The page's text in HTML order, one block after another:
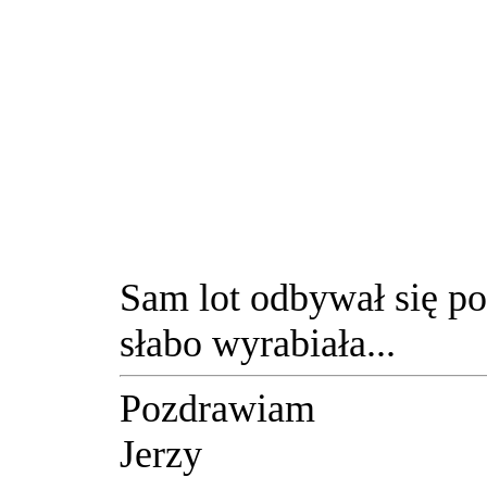
Sam lot odbywał się
słabo wyrabiała...
Pozdrawiam
Jerzy